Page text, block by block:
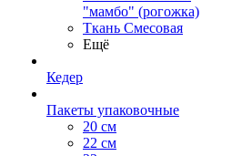
"мамбо" (рогожка)
Ткань Смесовая
Ещё
Кедер
Пакеты упаковочные
20 см
22 см